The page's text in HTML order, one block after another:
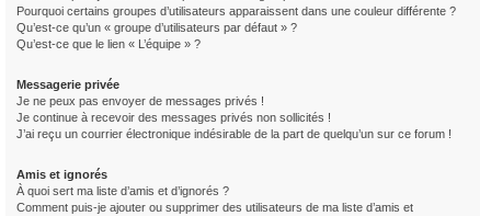
Pourquoi certains groupes d’utilisateurs apparaissent dans une couleur différente ?
Qu’est-ce qu’un « groupe d’utilisateurs par défaut » ?
Qu’est-ce que le lien « L’équipe » ?
Messagerie privée
Je ne peux pas envoyer de messages privés !
Je continue à recevoir des messages privés non sollicités !
J’ai reçu un courrier électronique indésirable de la part de quelqu’un sur ce forum !
Amis et ignorés
À quoi sert ma liste d’amis et d’ignorés ?
Comment puis-je ajouter ou supprimer des utilisateurs de ma liste d’amis et